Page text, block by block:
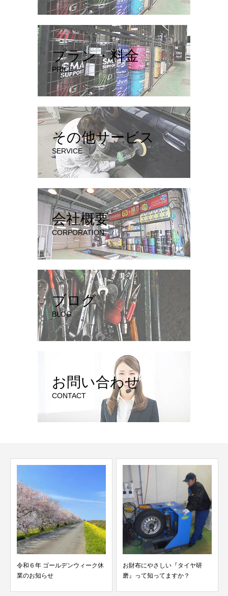
プラン・料金
PRICE
その他サービス
SERVICE
会社概要
CORPORATION
ブログ
BLOG
お問い合わせ
CONTACT
ク休
お財布にやさしい『タイヤ研
磨』って知ってますか？
価格改定のお知らせ